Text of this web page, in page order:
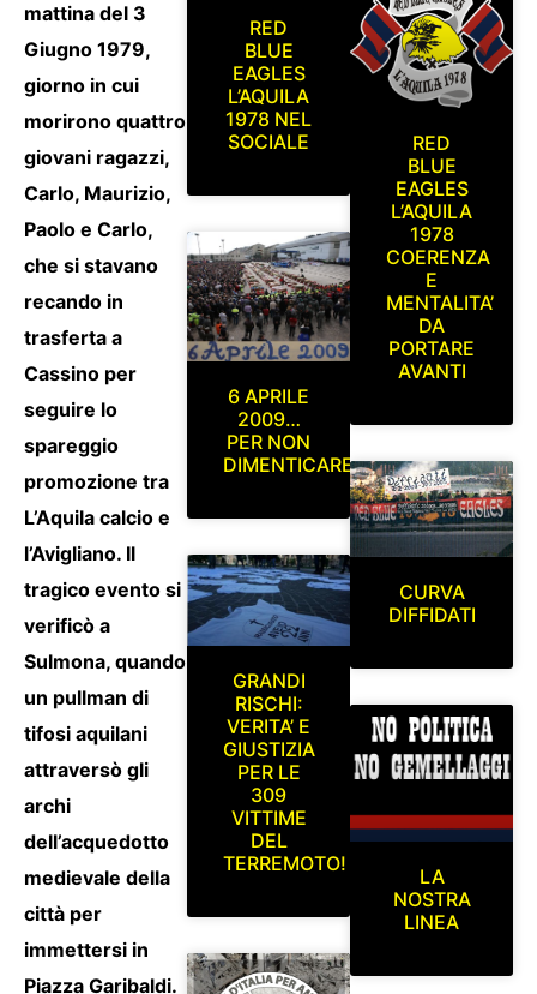
mattina del 3
Giugno 1979,
giorno in cui
morirono quattro
giovani ragazzi,
Carlo, Maurizio,
Paolo e Carlo,
che si stavano
recando in
trasferta a
Cassino per
seguire lo
spareggio
promozione tra
L’Aquila calcio e
l’Avigliano. Il
tragico evento si
verificò a
Sulmona, quando
un pullman di
tifosi aquilani
attraversò gli
archi
dell’acquedotto
medievale della
città per
immettersi in
Piazza Garibaldi.
RED
BLUE
EAGLES
L’AQUILA
1978 NEL
SOCIALE
6 APRILE
2009…
PER NON
DIMENTICARE
GRANDI
RISCHI:
VERITA’ E
GIUSTIZIA
PER LE
309
VITTIME
DEL
TERREMOTO!
RED
BLUE
EAGLES
L’AQUILA
1978
COERENZA
E
MENTALITA’
DA
PORTARE
AVANTI
CURVA
DIFFIDATI
LA
NOSTRA
LINEA